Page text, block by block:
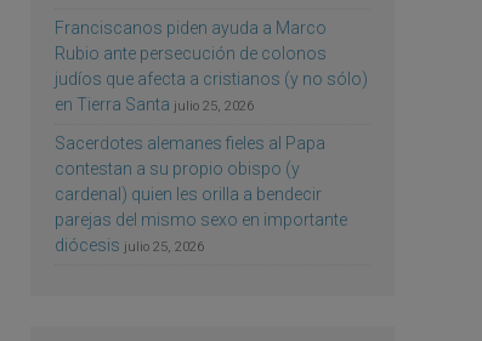
Franciscanos piden ayuda a Marco
Rubio ante persecución de colonos
judíos que afecta a cristianos (y no sólo)
en Tierra Santa julio 25, 2026
Sacerdotes alemanes fieles al Papa
contestan a su propio obispo (y
cardenal) quien les orilla a bendecir
parejas del mismo sexo en importante
diócesis julio 25, 2026